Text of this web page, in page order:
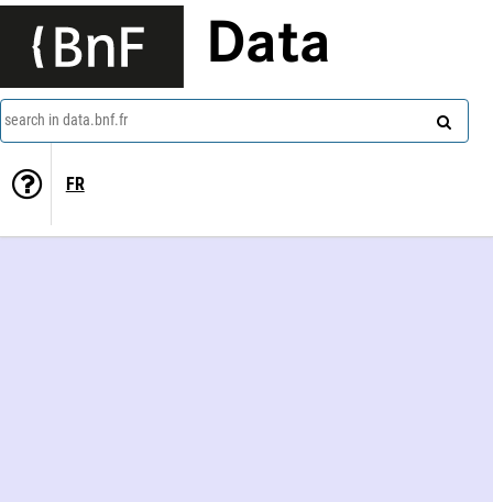
Data
search in data.bnf.fr
FR